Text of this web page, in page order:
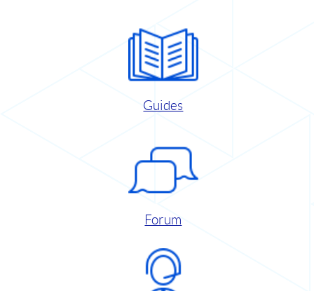
Guides
Forum